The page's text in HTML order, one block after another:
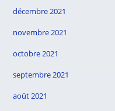
décembre 2021
novembre 2021
octobre 2021
septembre 2021
août 2021